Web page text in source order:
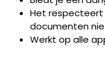
Het respecteert
documenten
Werkt op alle